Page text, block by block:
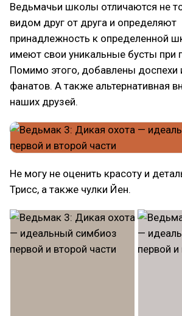
Ведьмачьи школы отличаются не
видом друг от друга и определяют
принадлежность к определенной
имеют свои уникальные бусты при
Помимо этого, добавлены доспехи
фанатов. А также альтернативная
наших друзей.
Не могу не оценить красоту и
Трисс, а также чулки Йен.